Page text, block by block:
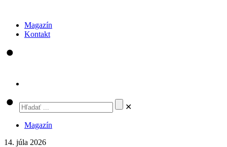
Magazín
Kontakt
✕
Magazín
14. júla 2026